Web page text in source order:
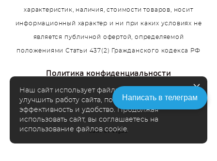
характеристик, наличия, стоимости товаров, носит
информационный характер и ни при каких условиях не
является публичной офертой, определяемой
положениями Статьи 437(2) Гражданского кодекса РФ
Политика конфиденциальности
сайт от vigbo
Наш сайт использует файлы cookie чтобы
улучшить работу сайта, повысить его
эффективность и удобство. Продолжая
использовать сайт, вы соглашаетесь на
использование файлов cookie.
Написать в телеграм